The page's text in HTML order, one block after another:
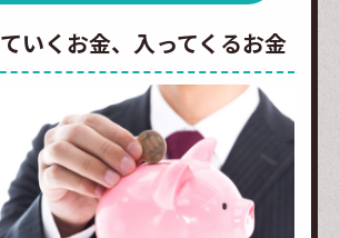
いくお金、入ってくるお金